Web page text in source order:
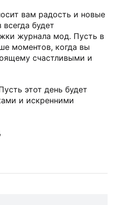
вам радость и новые
будет
журнала мод. Пусть в
моментов, когда вы
счастливыми и
этот день будет
и искренними